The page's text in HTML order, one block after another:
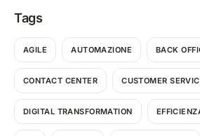
Tags
AGILE AUTOMAZIONE BACK
CONTACT CENTER CUSTOMER
DIGITAL TRANSFORMATION